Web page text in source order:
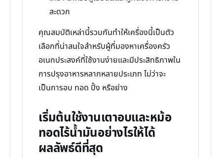
สะดวก
คุณสมบัติเหล่านี้รวมกันทำให้เครื่องนี้เป็นตัว
เลือกที่น่าสนใจสำหรับผู้ที่มองหาเครื่องครัว
อเนกประสงค์ที่ใช้งานง่ายและมีประสิทธิภาพใน
การปรุงอาหารหลากหลายประเภท ไม่ว่าจะ
เป็นการอบ ทอด ปิ้ง หรือย่าง
เริ่มต้นใช้งานเตาอบและหม้อ
ทอดไร้น้ำมันอย่างไรให้ได้
ผลลัพธ์ดีที่สุด